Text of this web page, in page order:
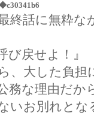
終話に無粋
び戻せよ！』
、大した負
務な理由だか
いお別れと